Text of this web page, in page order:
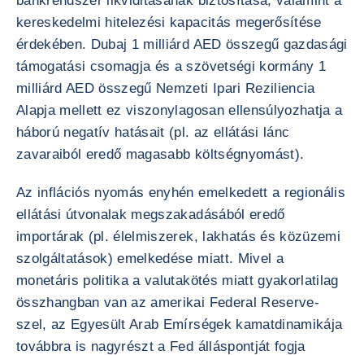
kereskedelmi hitelezési kapacitás megerősítése
érdekében. Dubaj 1 milliárd AED összegű gazdasági
támogatási csomagja és a szövetségi kormány 1
milliárd AED összegű Nemzeti Ipari Reziliencia
Alapja mellett ez viszonylagosan ellensúlyozhatja a
háború negatív hatásait (pl. az ellátási lánc
zavaraiból eredő magasabb költségnyomást).
Az inflációs nyomás enyhén emelkedett a regionális
ellátási útvonalak megszakadásából eredő
importárak (pl. élelmiszerek, lakhatás és közüzemi
szolgáltatások) emelkedése miatt. Mivel a
monetáris politika a valutakötés miatt gyakorlatilag
összhangban van az amerikai Federal Reserve-
szel, az Egyesült Arab Emírségek kamatdinamikája
továbbra is nagyrészt a Fed álláspontját fogja